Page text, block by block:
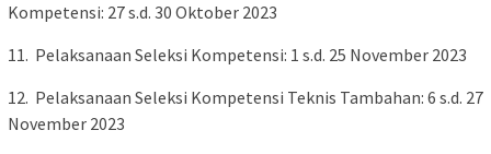
Kompetensi: 27 s.d. 30 Oktober 2023
11. Pelaksanaan Seleksi Kompetensi: 1 s.d. 25 November 2023
12. Pelaksanaan Seleksi Kompetensi Teknis Tambahan: 6 s.d. 27
November 2023